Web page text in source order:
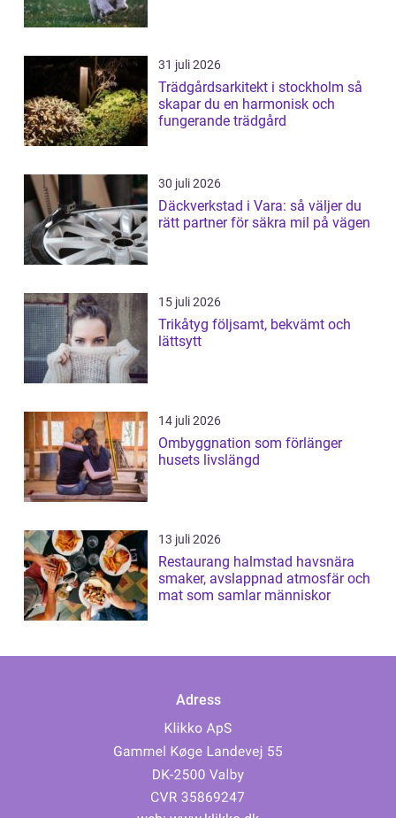
31 juli 2026
Trädgårdsarkitekt i stockholm så
skapar du en harmonisk och
fungerande trädgård
30 juli 2026
Däckverkstad i Vara: så väljer du
rätt partner för säkra mil på vägen
15 juli 2026
Trikåtyg följsamt, bekvämt och
lättsytt
14 juli 2026
Ombyggnation som förlänger
husets livslängd
13 juli 2026
Restaurang halmstad havsnära
smaker, avslappnad atmosfär och
mat som samlar människor
Adress